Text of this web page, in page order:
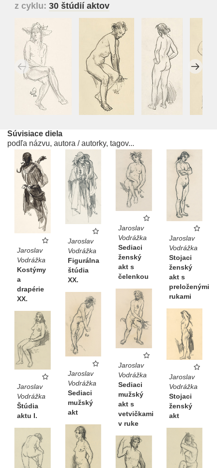
z cyklu: 30 štúdií aktov
Súvisiace diela
podľa názvu, autora / autorky, tagov...
Jaroslav
Vodrážka
Kostýmy
a
drapérie
XX.
Jaroslav
Vodrážka
Figurálna
štúdia
XX.
Jaroslav
Vodrážka
Sediaci
ženský
akt s
čelenkou
Jaroslav
Vodrážka
Stojaci
ženský
akt s
preloženými
rukami
Jaroslav
Vodrážka
Sediaci
mužský
akt s
vetvičkami
v ruke
Jaroslav
Vodrážka
Sediaci
mužský
akt
Jaroslav
Vodrážka
Stojaci
ženský
akt
Jaroslav
Vodrážka
Štúdia
aktu I.